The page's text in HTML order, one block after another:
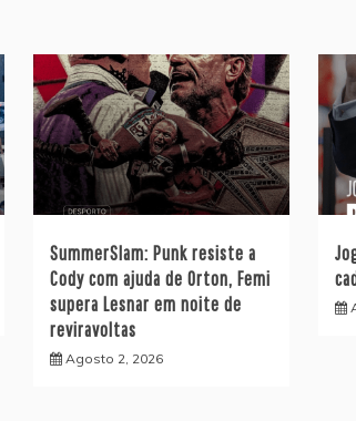
SummerSlam: Punk resiste a
Cody com ajuda de Orton, Femi
supera Lesnar em noite de
reviravoltas
Agosto 2, 2026